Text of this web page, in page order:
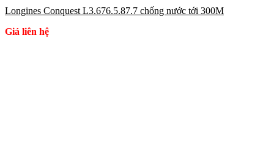
Longines Conquest L3.676.5.87.7 chống nước tới 300M
Giá liên hệ